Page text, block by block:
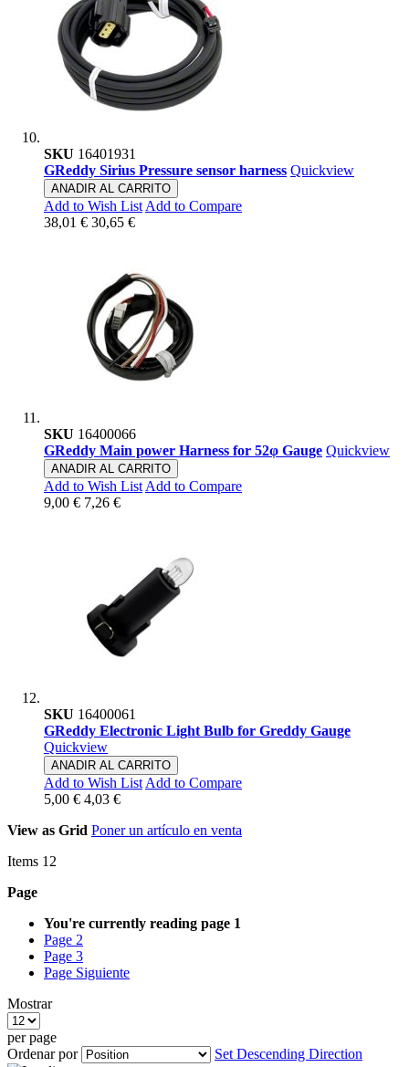
SKU 16401931
GReddy Sirius Pressure sensor harness Quickview
ANADIR AL CARRITO
Add to Wish List Add to Compare
38,01 € 30,65 €
SKU 16400066
GReddy Main power Harness for 52φ Gauge Quickview
ANADIR AL CARRITO
Add to Wish List Add to Compare
9,00 € 7,26 €
SKU 16400061
GReddy Electronic Light Bulb for Greddy Gauge
Quickview
ANADIR AL CARRITO
Add to Wish List Add to Compare
5,00 € 4,03 €
View as Grid Poner un artículo en venta
Items 12
Page
You're currently reading page 1
Page 2
Page 3
Page Siguiente
Mostrar
per page
Ordenar por
Set Descending Direction